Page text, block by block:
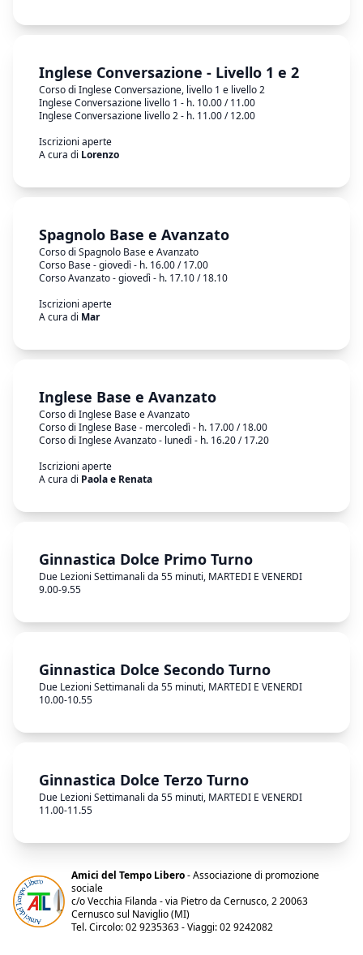
Inglese Conversazione - Livello 1 e 2
Corso di Inglese Conversazione, livello 1 e livello 2
Inglese Conversazione livello 1 - h. 10.00 / 11.00
Inglese Conversazione livello 2 - h. 11.00 / 12.00
Iscrizioni aperte
A cura di Lorenzo
Spagnolo Base e Avanzato
Corso di Spagnolo Base e Avanzato
Corso Base - giovedì - h. 16.00 / 17.00
Corso Avanzato - giovedì - h. 17.10 / 18.10
Iscrizioni aperte
A cura di Mar
Inglese Base e Avanzato
Corso di Inglese Base e Avanzato
Corso di Inglese Base - mercoledì - h. 17.00 / 18.00
Corso di Inglese Avanzato - lunedì - h. 16.20 / 17.20
Iscrizioni aperte
A cura di Paola e Renata
Ginnastica Dolce Primo Turno
Due Lezioni Settimanali da 55 minuti, MARTEDI E VENERDI
9.00-9.55
Ginnastica Dolce Secondo Turno
Due Lezioni Settimanali da 55 minuti, MARTEDI E VENERDI
10.00-10.55
Ginnastica Dolce Terzo Turno
Due Lezioni Settimanali da 55 minuti, MARTEDI E VENERDI
11.00-11.55
Amici del Tempo Libero- Associazione di promozione
sociale
c/o Vecchia Filanda - via Pietro da Cernusco, 2 20063
Cernusco sul Naviglio (MI)
Tel. Circolo: 02 9235363 - Viaggi: 02 9242082